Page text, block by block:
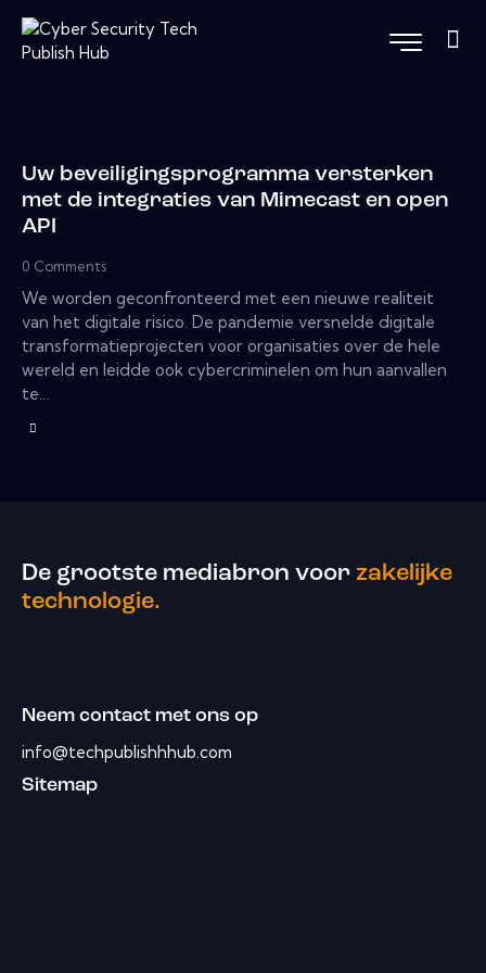
Uw beveiligingsprogramma versterken
met de integraties van Mimecast en open
API
0 Comments
We worden geconfronteerd met een nieuwe realiteit
van het digitale risico. De pandemie versnelde digitale
transformatieprojecten voor organisaties over de hele
wereld en leidde ook cybercriminelen om hun aanvallen
te…
De grootste mediabron voor zakelijke
technologie.
Neem contact met ons op
info@techpublishhhub.com
Sitemap